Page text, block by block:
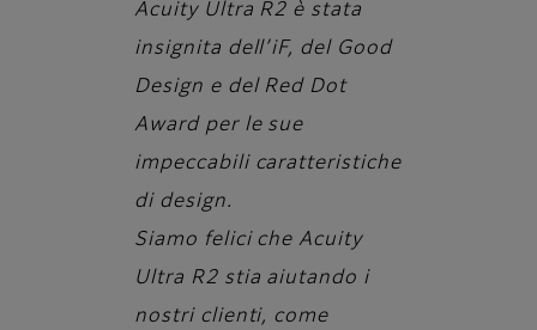
Acuity Ultra R2 è stata
insignita dell’iF, del Good
Design e del Red Dot
Award per le sue
impeccabili caratteristiche
di design.
Siamo felici che Acuity
Ultra R2 stia aiutando i
nostri clienti, come